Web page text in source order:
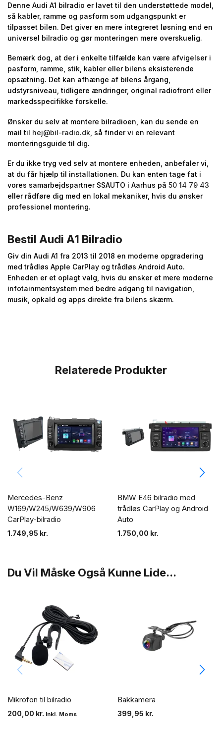
Denne Audi A1 bilradio er lavet til den understøttede model,
så kabler, ramme og pasform som udgangspunkt er
tilpasset bilen. Det giver en mere integreret løsning end en
universel bilradio og gør monteringen mere overskuelig.
Bemærk dog, at der i enkelte tilfælde kan være afvigelser i
pasform, ramme, stik, kabler eller bilens eksisterende
opsætning. Det kan afhænge af bilens årgang,
udstyrsniveau, tidligere ændringer, original radiofront eller
markedsspecifikke forskelle.
Ønsker du selv at montere bilradioen, kan du sende en
mail til hej@bil-radio.dk , så finder vi en relevant
monteringsguide til dig.
Er du ikke tryg ved selv at montere enheden, anbefaler vi,
at du får hjælp til installationen. Du kan enten tage fat i
vores samarbejdspartner SSAUTO i Aarhus på 50 14 79 43
eller rådføre dig med en lokal mekaniker, hvis du ønsker
professionel montering.
Bestil Audi A1 Bilradio
Giv din Audi A1 fra 2013 til 2018 en moderne opgradering
med trådløs Apple CarPlay og trådløs Android Auto.
Enheden er et oplagt valg, hvis du ønsker et mere moderne
infotainmentsystem med bedre adgang til navigation,
musik, opkald og apps direkte fra bilens skærm.
Relaterede Produkter
Mercedes-Benz
W169/W245/W639/W906
CarPlay-bilradio
1.749,95 kr.
BMW E46 bilradio med
trådløs CarPlay og Android
Auto
1.750,00 kr.
Du Vil Måske Også Kunne Lide...
Mikrofon til bilradio
200,00 kr. Inkl. Moms
Bakkamera
399,95 kr.